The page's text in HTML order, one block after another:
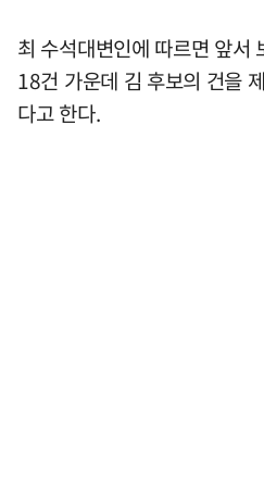
최 수석대변인에 따르면 앞서
18건 가운데 김 후보의 건을
다고 한다.